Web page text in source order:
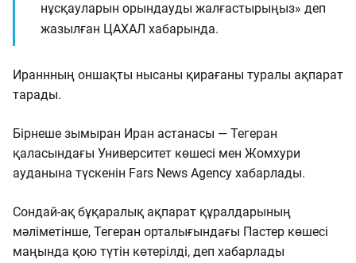
нұсқауларын орындауды жалғастырыңыз» деп
жазылған ЦАХАЛ хабарында.
Ираннның оншақты нысаны қирағаны туралы ақпарат
тарады.
Бірнеше зымыран Иран астанасы — Тегеран
қаласындағы Университет көшесі мен Жомхури
ауданына түскенін Fars News Agency хабарлады.
Сондай-ақ бұқаралық ақпарат құралдарының
мәліметінше, Тегеран орталығындағы Пастер көшесі
маңында қою түтін көтерілді, деп хабарлады